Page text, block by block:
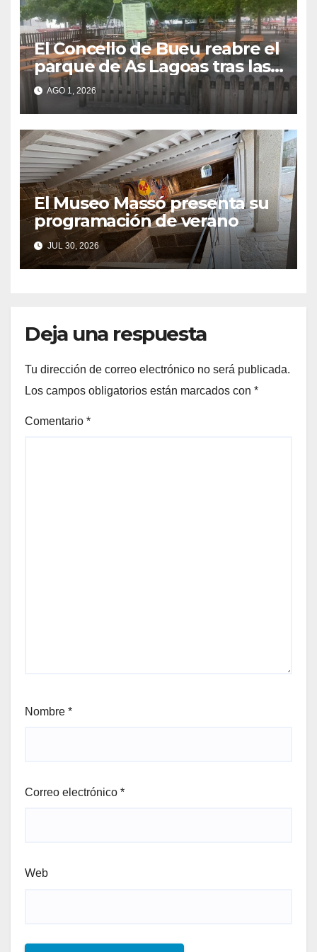
El Concello de Bueu reabre el
parque de As Lagoas tras las
quejas vecinales por su cierre
durante el SonRías Baixas
AGO 1, 2026
El Museo Massó presenta su
programación de verano
JUL 30, 2026
Deja una respuesta
Tu dirección de correo electrónico no será publicada.
Los campos obligatorios están marcados con *
Comentario *
Nombre *
Correo electrónico *
Web